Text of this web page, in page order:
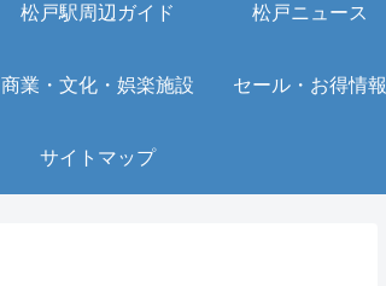
松戸駅周辺ガイド 松戸ニュース
商業・文化・娯楽施設 セール・お得情報
サイトマップ